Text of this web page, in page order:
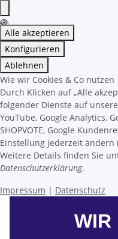
Alle akzeptieren
Konfigurieren
Ablehnen
Wie wir Cookies & Co nutzen
Durch Klicken auf „Alle
folgender Dienste auf
YouTube, Google Analytics,
SHOPVOTE, Google
Einstellung jederzeit ändern
Weitere Details finden Sie
Datenschutzerklärung.
Impressum | Datenschutz
WIR